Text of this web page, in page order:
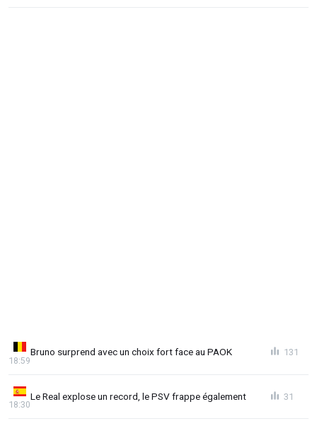
Bruno surprend avec un choix fort face au PAOK
18:59
131
Le Real explose un record, le PSV frappe également
18:30
31